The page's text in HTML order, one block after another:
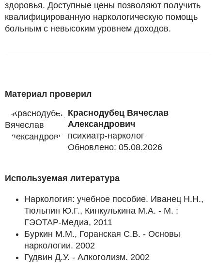
здоровья. Доступные цены позволяют получить
квалифицированную наркологическую помощь
больным с невысоким уровнем доходов.
Материал проверил
Краснодубец Вячеслав
Александрович
психиатр-нарколог
Обновлено: 05.08.2026
Используемая литература
Наркология: учебное пособие. Иванец Н.Н.,
Тюльпин Ю.Г., Кинкулькина М.А. - М. :
ГЭОТАР-Медиа, 2011
Буркин М.М., Горанская С.В. - Основы
наркологии. 2002
Гудвин Д.У. - Алкоголизм. 2002